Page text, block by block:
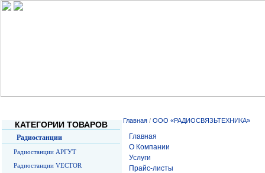
КАТЕГОРИИ ТОВАРОВ
Радиостанции
Радиостанции АРГУТ
Радиостанции VECTOR
Главная / ООО «РАДИОСВЯЗЬТЕХНИКА»
Главная
О Компании
Услуги
Прайс-листы